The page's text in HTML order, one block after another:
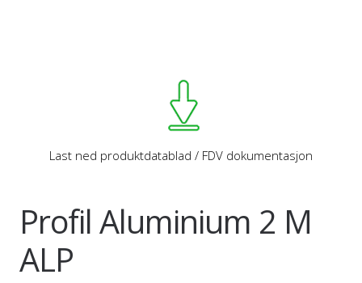
Last ned produktdatablad / FDV dokumentasjon
Profil Aluminium 2 M
ALP